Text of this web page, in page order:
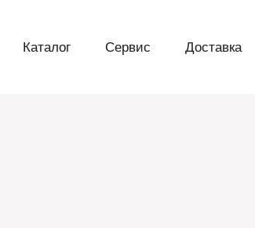
Каталог Сервис Доставка